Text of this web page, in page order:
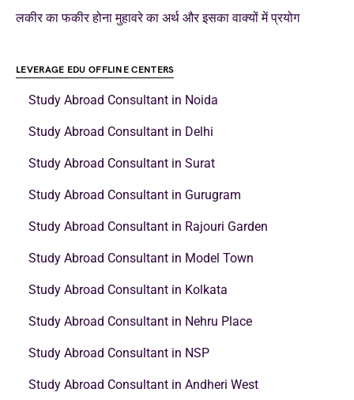
लकीर का फकीर होना मुहावरे का अर्थ और इसका वाक्यों में प्रयोग
LEVERAGE EDU OFFLINE CENTERS
Study Abroad Consultant in Noida
Study Abroad Consultant in Delhi
Study Abroad Consultant in Surat
Study Abroad Consultant in Gurugram
Study Abroad Consultant in Rajouri Garden
Study Abroad Consultant in Model Town
Study Abroad Consultant in Kolkata
Study Abroad Consultant in Nehru Place
Study Abroad Consultant in NSP
Study Abroad Consultant in Andheri West